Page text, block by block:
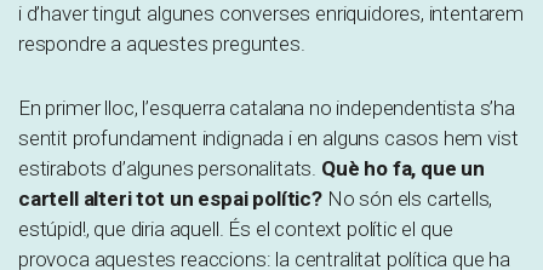
i d’haver tingut algunes converses enriquidores, intentarem
respondre a aquestes preguntes.
En primer lloc, l’esquerra catalana no independentista s’ha
sentit profundament indignada i en alguns casos hem vist
estirabots d’algunes personalitats. Què ho fa, que un
cartell alteri tot un espai polític?No són els cartells,
estúpid!, que diria aquell. És el context polític el que
provoca aquestes reaccions: la centralitat política que ha